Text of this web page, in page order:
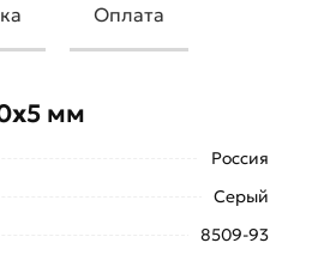
Оплата
«Добавить в корзину»
из категории
Уголок
Наши профессиональные
согласования условий доставки
мм
Россия
Серый
8509-93